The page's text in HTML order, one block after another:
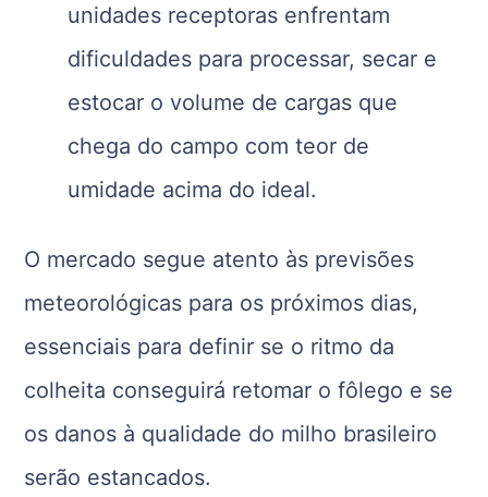
unidades receptoras enfrentam
dificuldades para processar, secar e
estocar o volume de cargas que
chega do campo com teor de
umidade acima do ideal.
O mercado segue atento às previsões
meteorológicas para os próximos dias,
essenciais para definir se o ritmo da
colheita conseguirá retomar o fôlego e se
os danos à qualidade do milho brasileiro
serão estancados.